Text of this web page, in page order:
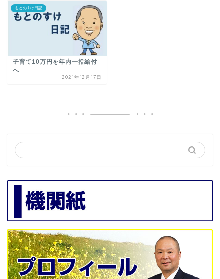
もとのすけ日記
子育て10万円を年内一括給付
へ
2021年12月17日